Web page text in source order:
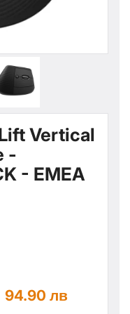
Vertical
-
- EMEA
94.90 лв